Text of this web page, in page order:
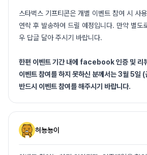
스타벅스 기프티콘은 개별 이벤트 참여 시 사
연락 후 발송하여 드릴 예정입니다. 만약 별도
우 답글 달아 주시기 바랍니다.
한편 이벤트 기간 내에 facebook 인증 및 리
이벤트 참여를 하지 못하신 분께서는 3월 5일
반드시 이벤트 참여를 해주시기 바랍니다.
혀뇽뇽이